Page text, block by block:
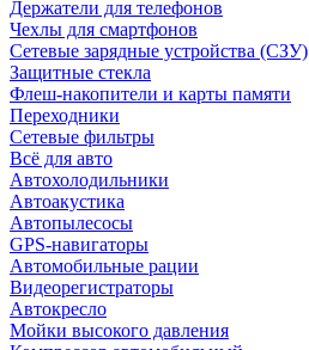
Держатели для телефонов
Чехлы для смартфонов
Сетевые зарядные устройства (СЗУ)
Защитные стекла
Флеш-накопители и карты памяти
Переходники
Сетевые фильтры
Всё для авто
Автохолодильники
Автоакустика
Автопылесосы
GPS-навигаторы
Автомобильные рации
Видеорегистраторы
Автокресло
Мойки высокого давления